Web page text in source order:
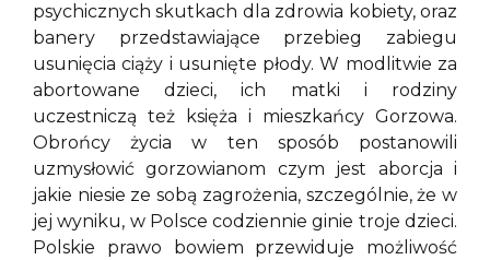
psychicznych skutkach dla zdrowia kobiety, oraz
banery przedstawiające przebieg zabiegu
usunięcia ciąży i usunięte płody. W modlitwie za
abortowane dzieci, ich matki i rodziny
uczestniczą też księża i mieszkańcy Gorzowa.
Obrońcy życia w ten sposób postanowili
uzmysłowić gorzowianom czym jest aborcja i
jakie niesie ze sobą zagrożenia, szczególnie, że w
jej wyniku, w Polsce codziennie ginie troje dzieci.
Polskie prawo bowiem przewiduje możliwość